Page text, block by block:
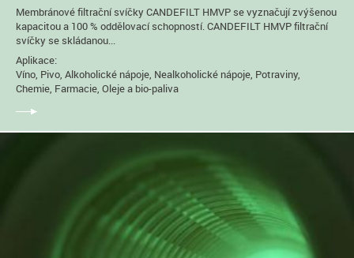
Membránové filtrační svíčky CANDEFILT HMVP se vyznačují zvýšenou
kapacitou a 100 % oddělovací schopností. CANDEFILT HMVP filtrační
svíčky se skládanou...
Aplikace:
Víno, Pivo, Alkoholické nápoje, Nealkoholické nápoje, Potraviny,
Chemie, Farmacie, Oleje a bio-paliva